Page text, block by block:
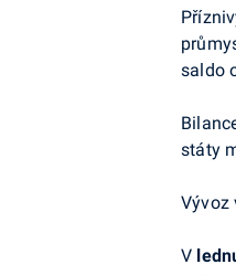
saldo
státy
Vývoz
V